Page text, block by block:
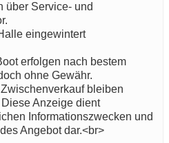
über Service- und
eingewintert
erfolgen nach bestem
ohne Gewähr.
bleiben
Anzeige dient
Informationszwecken und
Angebot dar.<br>